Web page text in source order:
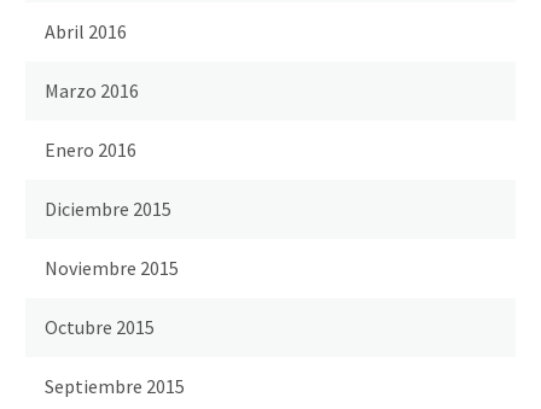
Abril 2016
Marzo 2016
Enero 2016
Diciembre 2015
Noviembre 2015
Octubre 2015
Septiembre 2015